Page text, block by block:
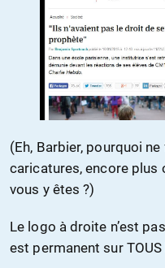
(Eh, Barbier, pourquoi
caricatures, encore plus
vous y êtes ?)
Le logo à droite n’est
est permanent sur